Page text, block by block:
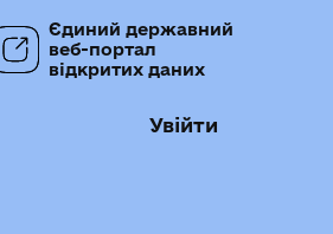
Єдиний державний
веб-портал
відкритих даних
Увійти